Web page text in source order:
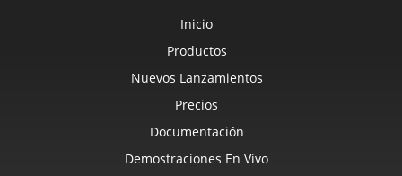
Inicio
Productos
Nuevos Lanzamientos
Precios
Documentación
Demostraciones En Vivo